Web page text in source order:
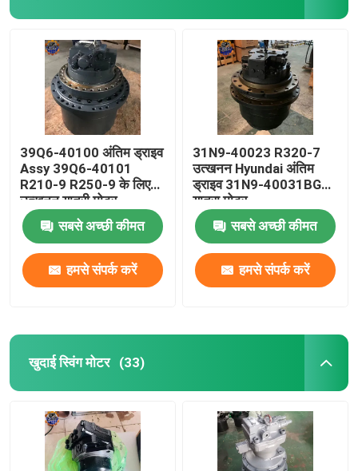
39Q6-40100 अंतिम ड्राइव
Assy 39Q6-40101
R210-9 R250-9 के लिए
उत्खनन यात्री मोटर
सबसे अच्छी कीमत
हमसे संपर्क करें
31N9-40023 R320-7
उत्खनन Hyundai अंतिम
ड्राइव 31N9-40031BG
यात्रा मोटर
सबसे अच्छी कीमत
हमसे संपर्क करें
खुदाई स्विंग मोटर (33)